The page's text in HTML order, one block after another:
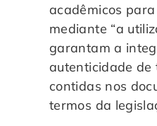
acadêmicos
mediante “a
garantam a
autenticidade de
contidas nos
termos da